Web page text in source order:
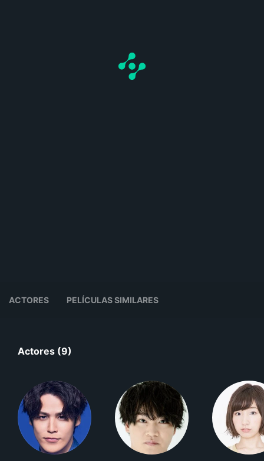
ACTORES PELÍCULAS SIMILARES
Actores (9)